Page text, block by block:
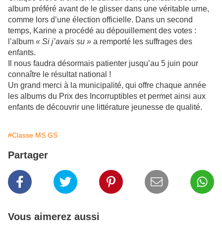
album préféré avant de le glisser dans une véritable urne,
comme lors d’une élection officielle. Dans un second
temps, Karine a procédé au dépouillement des votes :
l’album « Si j’avais su » a remporté les suffrages des
enfants.
Il nous faudra désormais patienter jusqu’au 5 juin pour
connaître le résultat national !
Un grand merci à la municipalité, qui offre chaque année
les albums du Prix des Incorruptibles et permet ainsi aux
enfants de découvrir une littérature jeunesse de qualité.
#Classe MS GS
Partager
Vous aimerez aussi